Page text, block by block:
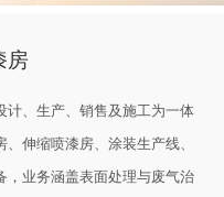
房
计、生产、销售及施工为一体
伸缩喷漆房、涂装生产线、
，业务涵盖表面处理与废气治